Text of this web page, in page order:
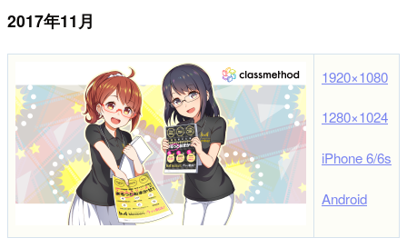
2017年11月
1920×1080
1280×1024
iPhone 6/6s
Android